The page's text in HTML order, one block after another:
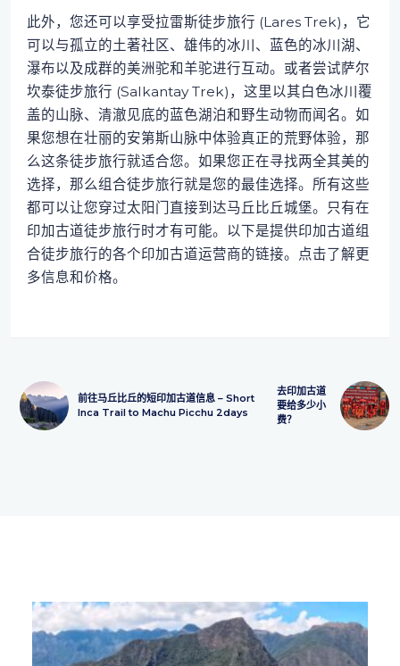
此外，您还可以享受拉雷斯徒步旅行 (Lares Trek)，它
可以与孤立的土著社区、雄伟的冰川、蓝色的冰川湖、
瀑布以及成群的美洲驼和羊驼进行互动。或者尝试萨尔
坎泰徒步旅行 (Salkantay Trek)，这里以其白色冰川覆
盖的山脉、清澈见底的蓝色湖泊和野生动物而闻名。如
果您想在壮丽的安第斯山脉中体验真正的荒野体验，那
么这条徒步旅行就适合您。如果您正在寻找两全其美的
选择，那么组合徒步旅行就是您的最佳选择。所有这些
都可以让您穿过太阳门直接到达马丘比丘城堡。只有在
印加古道徒步旅行时才有可能。以下是提供印加古道组
合徒步旅行的各个印加古道运营商的链接。点击了解更
多信息和价格。
前往马丘比丘的短印加古道信息 – Short
Inca Trail to Machu Picchu 2days
去印加古道
要给多少小
费？